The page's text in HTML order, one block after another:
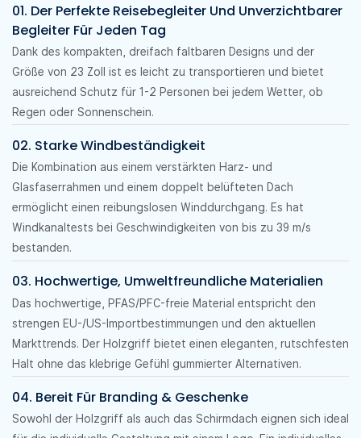
01. Der Perfekte Reisebegleiter Und Unverzichtbarer
Begleiter Für Jeden Tag
Dank des kompakten, dreifach faltbaren Designs und der
Größe von 23 Zoll ist es leicht zu transportieren und bietet
ausreichend Schutz für 1-2 Personen bei jedem Wetter, ob
Regen oder Sonnenschein.
02. Starke Windbeständigkeit
Die Kombination aus einem verstärkten Harz- und
Glasfaserrahmen und einem doppelt belüfteten Dach
ermöglicht einen reibungslosen Winddurchgang. Es hat
Windkanaltests bei Geschwindigkeiten von bis zu 39 m/s
bestanden.
03. Hochwertige, Umweltfreundliche Materialien
Das hochwertige, PFAS/PFC-freie Material entspricht den
strengen EU-/US-Importbestimmungen und den aktuellen
Markttrends. Der Holzgriff bietet einen eleganten, rutschfesten
Halt ohne das klebrige Gefühl gummierter Alternativen.
04. Bereit Für Branding & Geschenke
Sowohl der Holzgriff als auch das Schirmdach eignen sich ideal